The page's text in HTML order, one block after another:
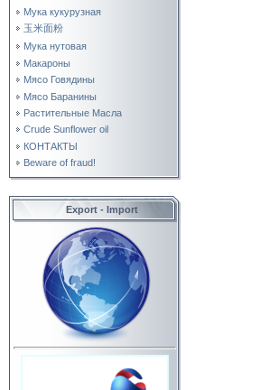
Мука кукурузная
玉米面粉
Мука нутовая
Макароны
Мясо Говядины
Мясо Баранины
Растительные Масла
Crude Sunflower oil
КОНТАКТЫ
Beware of fraud!
Export - Import